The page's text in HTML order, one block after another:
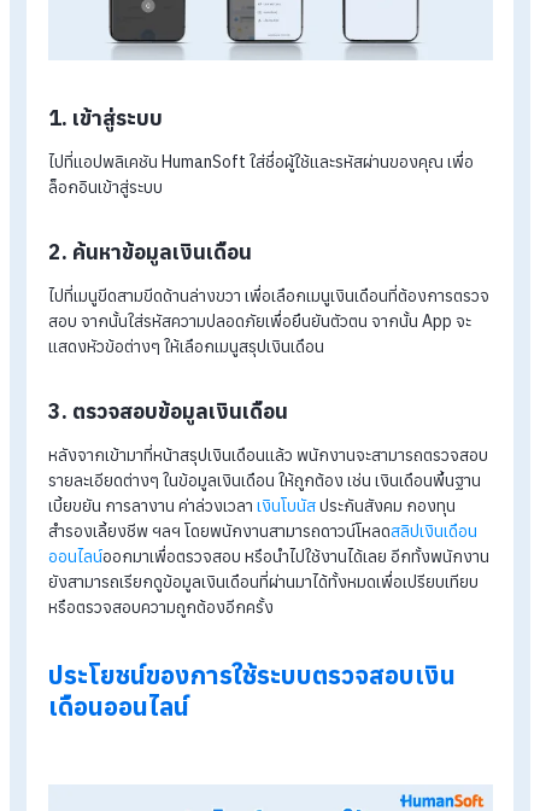
มีความสะดวกรวดเร็วในการบริหารงานต่างๆ มากยิ่งขึ้น
ตัวอย่างขั้นตอนการตรวจสอบเงินเดือน
ของพนักงาน จากโปรแกรมเงินเดือน
HumanSoft
1. เข้าสู่ระบบ